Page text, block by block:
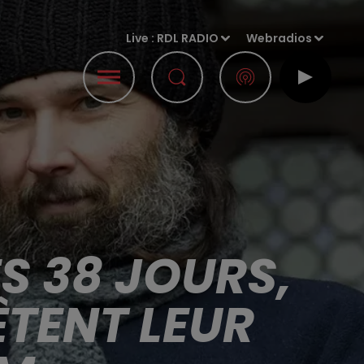
Live : RDL RADIO Webradios
38 JOURS,
LEUR